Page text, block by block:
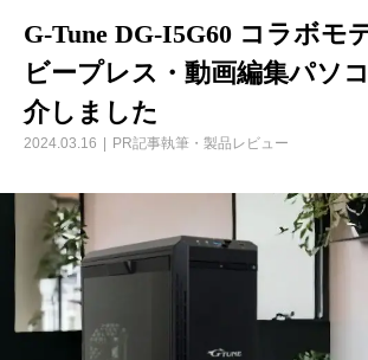
G-Tune DG-I5G60 コラボモ
ビープレス・動画編集パソ
介しました
2024.03.16 PR記事執筆・製品レビュー